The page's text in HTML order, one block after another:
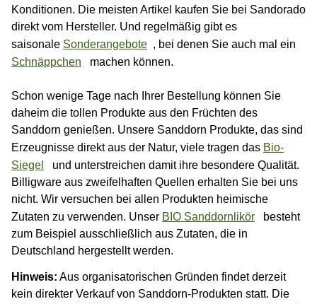
Konditionen. Die meisten Artikel kaufen Sie bei Sandorado
direkt vom Hersteller. Und regelmäßig gibt es
saisonale Sonderangebote , bei denen Sie auch mal ein
Schnäppchen
machen können.
Schon wenige Tage nach Ihrer Bestellung können Sie
daheim die tollen Produkte aus den Früchten des
Sanddorn genießen. Unsere Sanddorn Produkte, das sind
Erzeugnisse direkt aus der Natur, viele tragen das Bio-
Siegel
und unterstreichen damit ihre besondere Qualität.
Billigware aus zweifelhaften Quellen erhalten Sie bei uns
nicht. Wir versuchen bei allen Produkten heimische
Zutaten zu verwenden. Unser BIO Sanddornlikör
besteht
zum Beispiel ausschließlich aus Zutaten, die in
Deutschland hergestellt werden.
Hinweis: Aus organisatorischen Gründen findet derzeit
kein direkter Verkauf von Sanddorn-Produkten statt. Die